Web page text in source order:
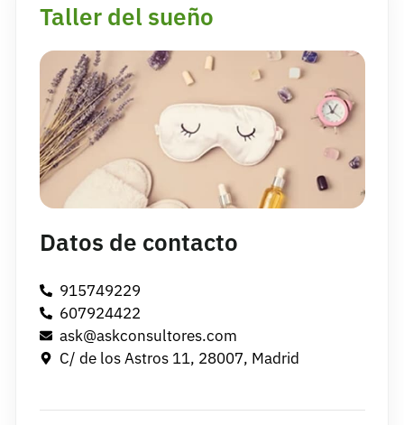
Taller del sueño
Datos de contacto
915749229
607924422
ask@askconsultores.com
C/ de los Astros 11, 28007, Madrid